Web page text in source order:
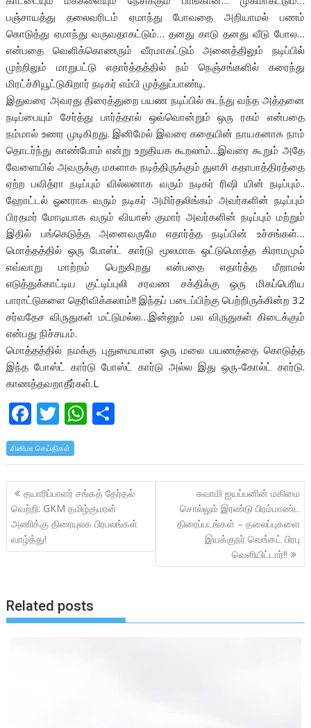
பஞ்சாயத்து தலைவரிடம் ஏமாந்து போவதை அறியாமல் பணம்
கொடுத்து ஏமாந்து வருவதாகட்டும்… தனது காடு தனது வீடு போல…
என்பதை வெளிக்கொணரும் வீரமாகட்டும் அனைத்திலும் நடிப்பில்
முற்றிலும் மாறுபட்டு எதார்த்தத்தில் நம் நெஞ்சங்களில் கரைந்து
மிரட்ச்சியூட்டுகிறார் நடிகர் எம்பி முத்துப்பாண்டி.
இதுவரை அவரது திரைத்துறை பயண நடிப்பில் கடந்து வந்த அத்தனை
நடிப்பையும் சேர்த்து பார்த்தால் ஒவ்வொன்றும் ஒரு ரகம் என்பதை
நம்மால் உணர முடிகிறது. இனிமேல் இவரை கதையின் நாயகனாக நாம்
தொடர்ந்து காண்போம் என்று உறுதியக கூறலாம்…இவரை கூறும் அதே
வேளையில் அவருக்கு மகளாக நடித்திருக்கும் துளசி கதாபாத்திரத்தை
ஏற்ற பவித்ரா நடிப்பும் வில்லனாக வரும் நடிகர் ரிஷி யின் நடிப்பும்..
ஹோட்டல் ஓனராக வரும் நடிகர் அமிர்தலிங்கம் அவர்களின் நடிப்பும்
பிரதமர் மோடியாக வரும் வியாஸ் குமார் அவர்களின் நடிப்பும் மற்றும்
இதில் பங்கெடுத்த அனைவருமே எதார்த்த நடிப்பின் உச்சங்கள்…
மொத்தத்தில் ஒரு போஸ்ட் கார்டு மூலமாக ஒட்டுமொத்த கிராமமும்
எவ்வாறு மாற்றம் பெறுகிறது என்பதை எதார்த்த மீறாமல்
எடுத்துக்காட்டிய குட்டிப்புலி சரவண சக்திக்கு ஒரு மிகப்பெரிய
பாராட்டுகளை தெரிவிக்கலாம்!! இந்தப் படைப்பிற்கு பெற்றிருக்கின்ற 32
சர்வதேச விருதுகள் மட்டுமல்ல…இன்னும் பல விருதுகள் கிடைக்கும்
என்பது நிச்சயம்.
மொத்தத்தில் நமக்கு புதுமையான ஒரு மலை பயணத்தை கொடுத்த
இந்த போஸ்ட் கார்டு போஸ்ட் கார்டு அல்ல இது ஒரு-கோல்ட் கார்டு.
காணத்தவறாதீர்கள்.L
F
ac
e
b
o
o
k
T
w
itt
er
W
at
s
A
p
p
ar
e
சினிமா செய்திகள்
Post
navigation
தயாரிப்பாளர் சங்கத் தேர்தல்
வெற்றி: GKM தமிழ்குமரன்
அணிக்கு திரையுலக பிரபலங்கள்
வாழ்த்து!
சுவாமி ஐயப்பனின் மகிமை
சொல்லும் இரண்டு பிரம்மாண்ட
திரைப்படங்கள் – தலைப்புகளை
இயக்குநர் வெங்கட் பிரபு
வெளியிட்டார்!!
Related posts